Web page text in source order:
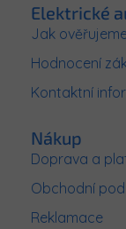
Elektrické
Jak
Hodnocení
Kontaktní
Nákup
Doprava a
Obchodní
Reklamace